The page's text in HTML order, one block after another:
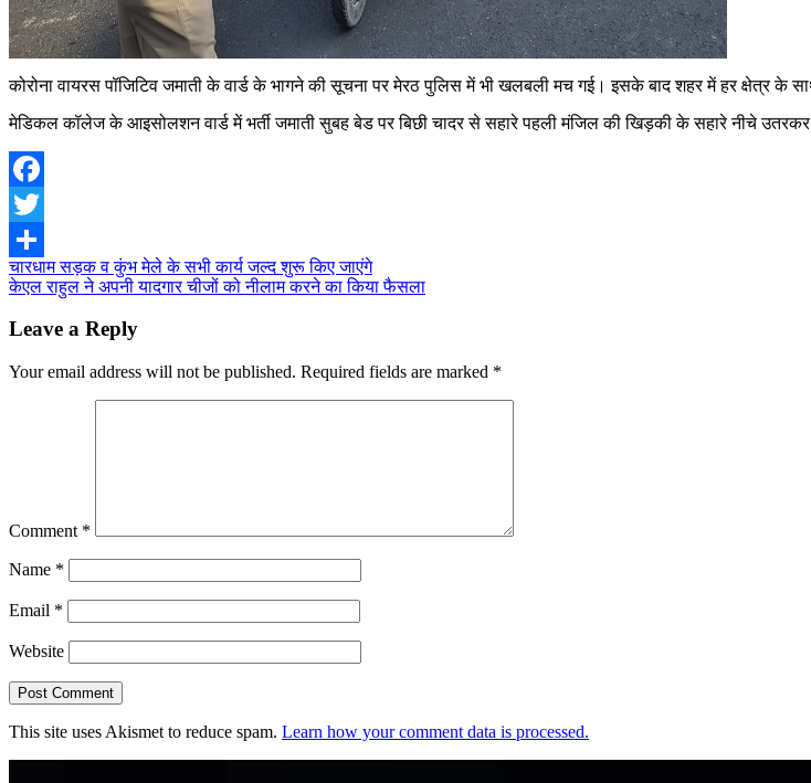
कोरोना वायरस पॉजिटिव जमाती के वार्ड के भागने की सूचना पर मेरठ पुलिस में भी खलबली मच गई। इसके बाद शहर में हर क्षेत्र के
मेडिकल कॉलेज के आइसोलशन वार्ड में भर्ती जमाती सुबह बेड पर बिछी चादर से सहारे पहली मंजिल की खिड़की के सहारे नीचे
Facebook
Twitter
Share
Post
navigation
चारधाम सड़क व कुंभ मेले के सभी कार्य जल्द शुरू किए जाएंगे
केएल राहुल ने अपनी यादगार चीजों को नीलाम करने का किया फैसला
Leave a Reply
Your email address will not be published. Required fields are marked *
Comment *
Name *
Email *
Website
This site uses Akismet to reduce spam. Learn how your comment data is processed.